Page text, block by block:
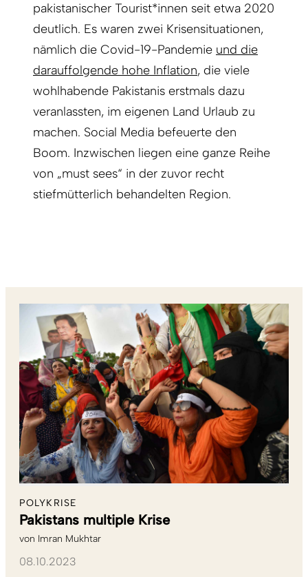
pakistanischer Tourist*innen seit etwa 2020
deutlich. Es waren zwei Krisensituationen,
nämlich die Covid-19-Pandemie und die
darauffolgende hohe Inflation, die viele
wohlhabende Pakistanis erstmals dazu
veranlassten, im eigenen Land Urlaub zu
machen. Social Media befeuerte den
Boom. Inzwischen liegen eine ganze Reihe
von „must sees“ in der zuvor recht
stiefmütterlich behandelten Region.
POLYKRISE
Pakistans multiple Krise
von Imran Mukhtar
08.10.2023